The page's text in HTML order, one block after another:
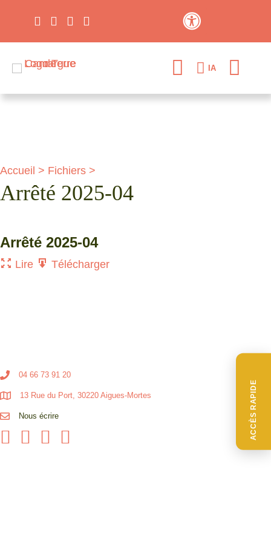
ACCÈS RAPIDE
IA
Accueil > Fichiers >
Arrêté 2025-04
Arrêté 2025-04
Lire Télécharger
04 66 73 91 20
13 Rue du Port, 30220 Aigues-Mortes
Nous écrire